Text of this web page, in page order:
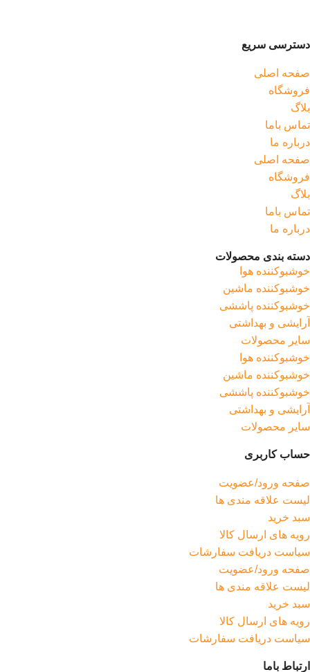
دسترسی سریع
صفحه اصلی
فروشگاه
بلاگ
تماس باما
درباره ما
صفحه اصلی
فروشگاه
بلاگ
تماس باما
درباره ما
دسته بندی محصولات
خوشبوکننده هوا
خوشبوکننده ماشین
خوشبوکننده پاششی
آرایشی و بهداشتی
سایر محصولات
خوشبوکننده هوا
خوشبوکننده ماشین
خوشبوکننده پاششی
آرایشی و بهداشتی
سایر محصولات
حساب کاربری
صفحه ورود/عضویت
لیست علاقه مندی ها
سبد خرید
رویه های ارسال کالا
سیاست دریافت سفارشات
صفحه ورود/عضویت
لیست علاقه مندی ها
سبد خرید
رویه های ارسال کالا
سیاست دریافت سفارشات
ارتباط باما